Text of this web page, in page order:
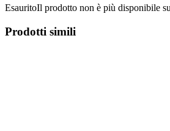
EsauritoIl prodotto non è più disponibile
Prodotti simili